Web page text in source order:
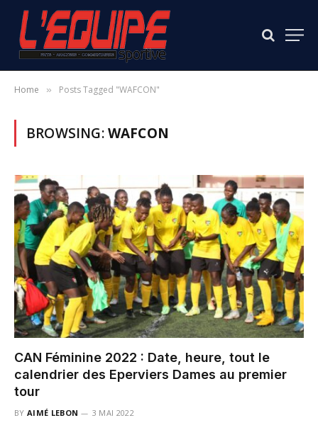
Home » Posts Tagged "WAFCON"
BROWSING:WAFCON
CAN Féminine 2022 : Date, heure, tout le
calendrier des Eperviers Dames au premier
tour
BY AIMÉ LEBON 3 MAI 2022